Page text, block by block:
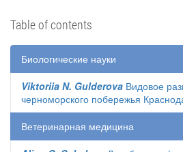
Table of contents
Биологические науки
Viktoriia N. Gulderova Видовое
черноморского побережья
Ветеринарная медицина